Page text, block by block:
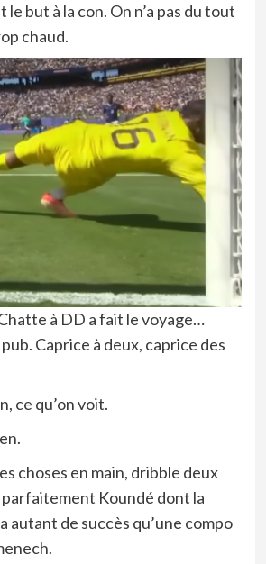
but à la con. On n’a pas du tout
chaud.
à DD a fait le voyage…
Caprice à deux, caprice des
ce qu’on voit.
choses en main, dribble deux
Koundé dont la
autant de succès qu’une compo